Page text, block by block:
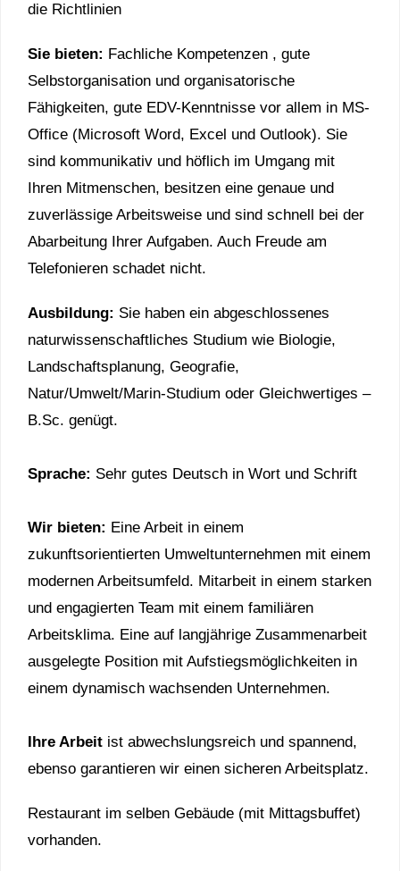
die Richtlinien
Sie bieten: Fachliche Kompetenzen , gute
Selbstorganisation und organisatorische
Fähigkeiten, gute EDV-Kenntnisse vor allem in MS-
Office (Microsoft Word, Excel und Outlook). Sie
sind kommunikativ und höflich im Umgang mit
Ihren Mitmenschen, besitzen eine genaue und
zuverlässige Arbeitsweise und sind schnell bei der
Abarbeitung Ihrer Aufgaben. Auch Freude am
Telefonieren schadet nicht.
Ausbildung: Sie haben ein abgeschlossenes
naturwissenschaftliches Studium wie Biologie,
Landschaftsplanung, Geografie,
Natur/Umwelt/Marin-Studium oder Gleichwertiges –
B.Sc. genügt.
Sprache: Sehr gutes Deutsch in Wort und Schrift
Wir bieten: Eine Arbeit in einem
zukunftsorientierten Umweltunternehmen mit einem
modernen Arbeitsumfeld. Mitarbeit in einem starken
und engagierten Team mit einem familiären
Arbeitsklima. Eine auf langjährige Zusammenarbeit
ausgelegte Position mit Aufstiegsmöglichkeiten in
einem dynamisch wachsenden Unternehmen.
Ihre Arbeit ist abwechslungsreich und spannend,
ebenso garantieren wir einen sicheren Arbeitsplatz.
Restaurant im selben Gebäude (mit Mittagsbuffet)
vorhanden.